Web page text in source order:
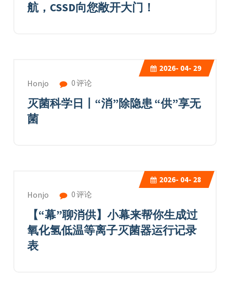
航，CSSD向您敞开大门！
2026- 04- 29
Honjo 0 评论
灭菌科学日丨“消”除隐患 “供”享无
菌
2026- 04- 28
Honjo 0 评论
【“幕”聊消供】小幕来帮你生成过
氧化氢低温等离子灭菌器运行记录
表